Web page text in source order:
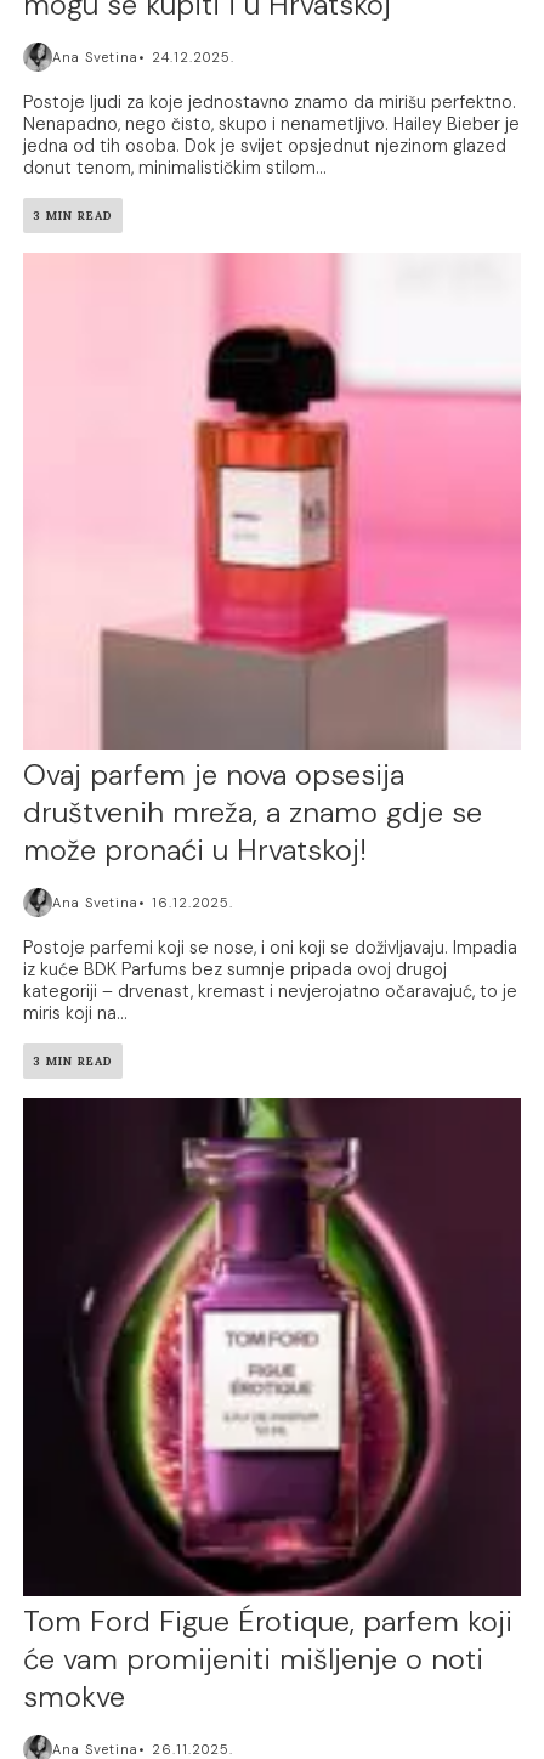
Ana Svetina 24.12.2025.
Postoje ljudi za koje jednostavno znamo da mirišu perfektno.
Nenapadno, nego čisto, skupo i nenametljivo. Hailey Bieber je
jedna od tih osoba. Dok je svijet opsjednut njezinom glazed
donut tenom, minimalističkim stilom...
3 MIN READ
Ovaj parfem je nova opsesija
društvenih mreža, a znamo gdje se
može pronaći u Hrvatskoj!
Ana Svetina 16.12.2025.
Postoje parfemi koji se nose, i oni koji se doživljavaju. Impadia
iz kuće BDK Parfums bez sumnje pripada ovoj drugoj
kategoriji – drvenast, kremast i nevjerojatno očaravajuć, to je
miris koji na...
3 MIN READ
Tom Ford Figue Érotique, parfem koji
će vam promijeniti mišljenje o noti
smokve
Ana Svetina 26.11.2025.